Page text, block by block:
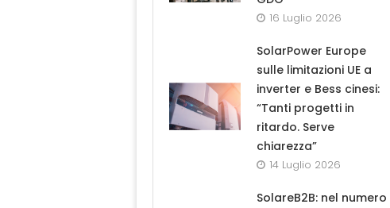
16 Luglio 2026
SolarPower Europe
sulle limitazioni UE a
inverter e Bess cinesi:
“Tanti progetti in
ritardo. Serve
chiarezza”
14 Luglio 2026
SolareB2B: nel numero